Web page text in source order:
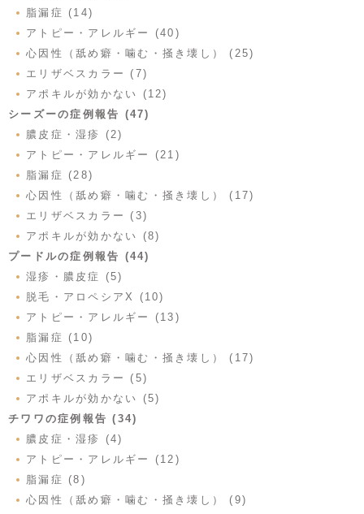
脂漏症 (14)
アトピー・アレルギー (40)
心因性（舐め癖・噛む・掻き壊し） (25)
エリザベスカラー (7)
アポキルが効かない (12)
シーズーの症例報告 (47)
膿皮症・湿疹 (2)
アトピー・アレルギー (21)
脂漏症 (28)
心因性（舐め癖・噛む・掻き壊し） (17)
エリザベスカラー (3)
アポキルが効かない (8)
プードルの症例報告 (44)
湿疹・膿皮症 (5)
脱毛・アロペシアX (10)
アトピー・アレルギー (13)
脂漏症 (10)
心因性（舐め癖・噛む・掻き壊し） (17)
エリザベスカラー (5)
アポキルが効かない (5)
チワワの症例報告 (34)
膿皮症・湿疹 (4)
アトピー・アレルギー (12)
脂漏症 (8)
心因性（舐め癖・噛む・掻き壊し） (9)